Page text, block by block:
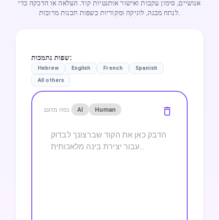
אנושיים, סימון עקבות ואישור אותנטיות קוד. העלאה או הדבקה כדי
לנתח מבנה, לוגיקה ומקוריות בשפות תכנות מרובות.
שפות נתמכות:
Hebrew English French
Spanish
All others
נסה מדגם AI Human